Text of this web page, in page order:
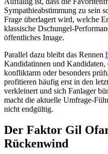
Sympathieabstimmung zu sein
Frage überlagert wird, welche
klassische Dschungel-
öffentliches Image.
Parallel dazu bleibt das Rennen
Kandidatinnen und Kandidaten,
konfliktarm oder besonders
profitieren häufig erst in den
verkleinert und sich Fanlager
macht die aktuelle Umfrage-
nicht endgültig.
Der Faktor Gil
Rückenwind